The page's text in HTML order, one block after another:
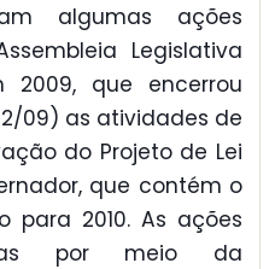
algumas ações
Legislativa
2009, que encerrou
09) as atividades de
do Projeto de Lei
que contém o
para 2010. As ações
por meio da